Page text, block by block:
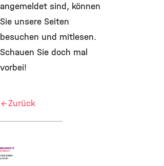
angemeldet sind, können
Sie unsere Seiten
besuchen und mitlesen.
Schauen Sie doch mal
vorbei!
Zurück